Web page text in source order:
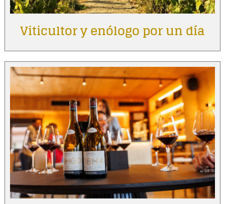
Viticultor y enólogo por un día